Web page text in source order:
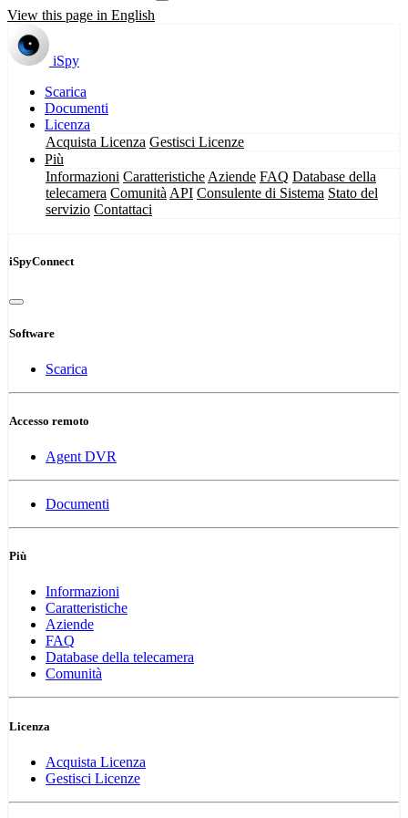
View this page in English
iSpy
Scarica
Documenti
Licenza
Acquista Licenza Gestisci Licenze
Più
Informazioni Caratteristiche Aziende FAQ Database della
telecamera Comunità API Consulente di Sistema Stato del
servizio Contattaci
iSpyConnect
Software
Scarica
Accesso remoto
Agent DVR
Documenti
Più
Informazioni
Caratteristiche
Aziende
FAQ
Database della telecamera
Comunità
Licenza
Acquista Licenza
Gestisci Licenze